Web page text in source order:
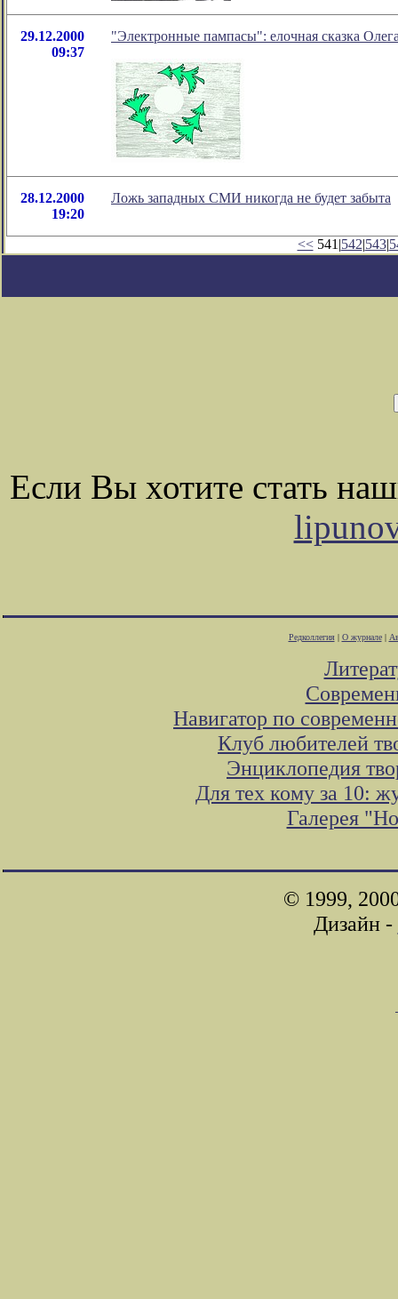
29.12.2000
09:37
"Электронные пампасы": елочная сказка
28.12.2000
19:20
Ложь западных СМИ никогда не будет забыта
<<541|542|543|
Если Вы хотите стать
Редколлегия| О журнале|
Навигатор по
Клуб любителей
Энциклопедия
Для тех кому за 10:
Галерея
© 1999,
Дизайн -